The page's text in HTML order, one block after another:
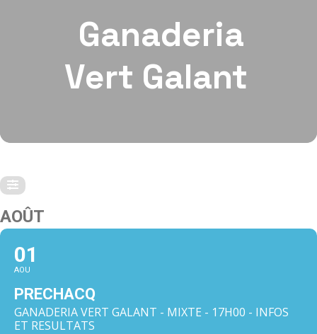
Ganaderia
Vert Galant
AOÛT
01
AOU
PRECHACQ
GANADERIA VERT GALANT - MIXTE - 17H00 - INFOS
ET RESULTATS